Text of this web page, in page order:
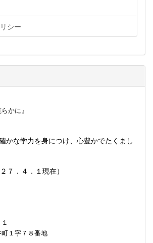
シー
かに』
かな学力を身につけ、心豊かでたくまし
７．４．１現在）
１字７８番地